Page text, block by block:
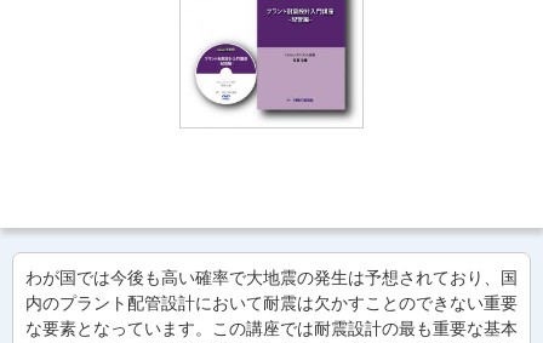
わが国では今後も高い確率で大地震の発生は予想されており、国
内のプラント配管設計において耐震は欠かすことのできない重要
な要素となっています。この講座では耐震設計の最も重要な基本